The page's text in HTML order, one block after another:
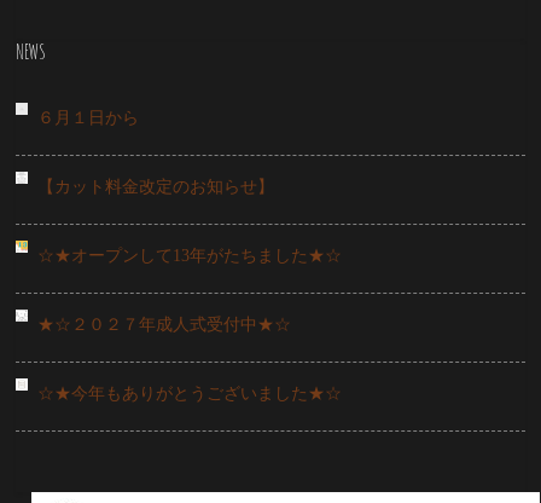
NEWS
６月１日から
【カット料金改定のお知らせ】
☆★オープンして13年がたちました★☆
★☆２０２７年成人式受付中★☆
☆★今年もありがとうございました★☆